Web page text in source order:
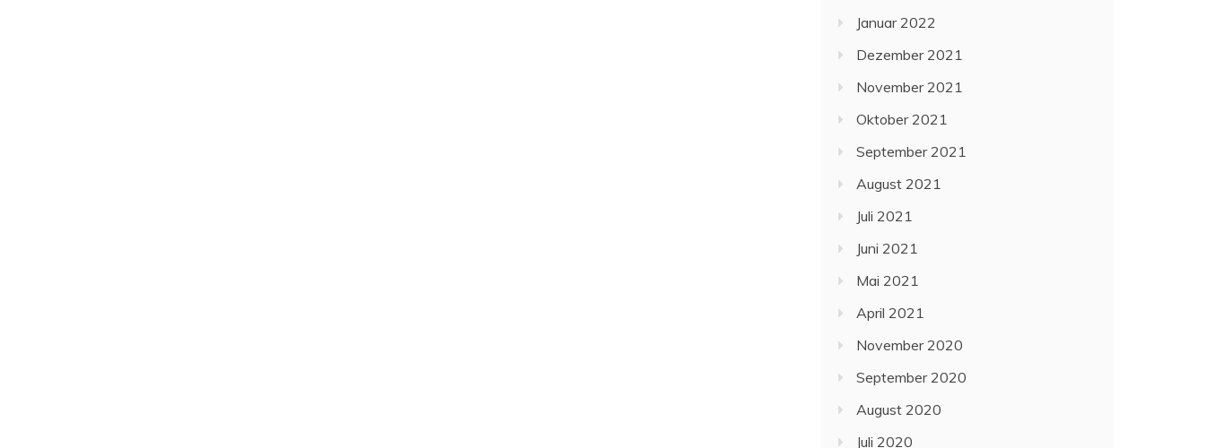
Januar 2022
Dezember 2021
November 2021
Oktober 2021
September 2021
August 2021
Juli 2021
Juni 2021
Mai 2021
April 2021
November 2020
September 2020
August 2020
Juli 2020